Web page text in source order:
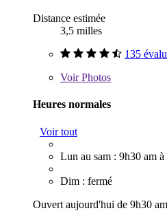
Distance estimée
3,5 milles
135
VoirPhotos
Heures normales
Voir tout
Lun au sam : 9h30 am
Dim : fermé
Ouvert aujourd'hui de 9h30